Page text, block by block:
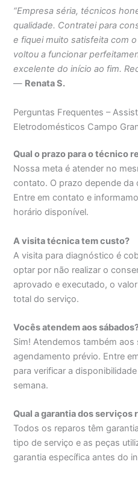
“Empresa séria, técnicos
qualidade. Contratei para
e fiquei muito satisfeita com
voltou a funcionar
excelente do início ao fim.
— Renata S.
Perguntas Frequentes –
Eletrodomésticos Campo
Qual o prazo para o técnico
Nossa meta é atender no
contato. O prazo depende da
Entre em contato e
horário disponível.
A visita técnica tem custo?
A visita para diagnóstico é
optar por não realizar o
aprovado e executado, o
total do serviço.
Vocês atendem aos
Sim! Atendemos também
agendamento prévio. Entre
para verificar a
semana.
Qual a garantia dos serviços
Todos os reparos têm
tipo de serviço e as peças
garantia específica antes do